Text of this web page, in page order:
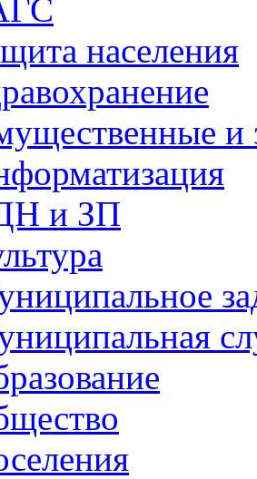
населения
и
и ЗП